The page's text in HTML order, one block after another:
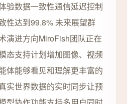
验数据一致性通信延迟控制
性达到99.8% 未来展望群
演进方向MiroFish团队正在
态支持计划增加图像、视频
体能够看见和理解更丰富的
实世界数据的实时同步让预